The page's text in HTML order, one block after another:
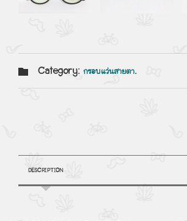
Category: กรอบแว่นสายตา.
DESCRIPTION